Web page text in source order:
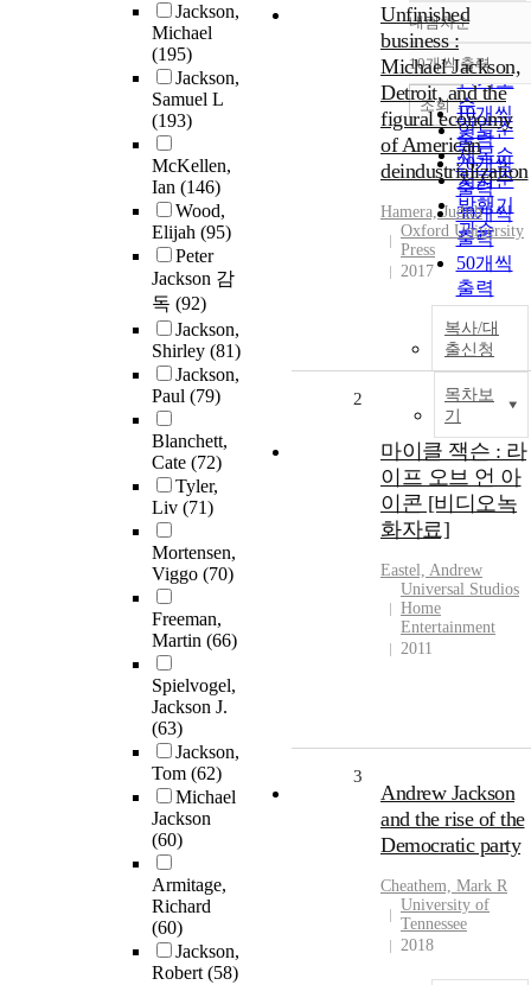
Jackson,
Michael
(195)
Jackson,
Samuel L
(193)
McKellen,
Ian (146)
Wood,
Elijah (95)
Peter
Jackson 감
독 (92)
Jackson,
Shirley (81)
Jackson,
Paul (79)
Blanchett,
Cate (72)
Tyler,
Liv (71)
Mortensen,
Viggo (70)
Freeman,
Martin (66)
Spielvogel,
Jackson J.
(63)
Jackson,
Tom (62)
Michael
Jackson
(60)
Armitage,
Richard
(60)
Jackson,
Robert(58)
정확도
순
인기도
순
연도순
제목순
저자순
발행기
관순
내림차순
내림차순
10개씩 출력
10개씩
출력
20개씩
출력
30개씩
출력
50개씩
출력
출력
조회
Unfinished
business :
Michael Jackson,
Detroit, and the
figural economy
of American
deindustrialization
Hamera, Judith
Oxford University
Press
2017
복사/대
출신청
목차보
기
2
마이클 잭슨 : 라
이프 오브 언 아
이콘 [비디오녹
화자료]
Eastel, Andrew
Universal Studios
Home
Entertainment
2011
3
Andrew Jackson
and the rise of the
Democratic party
Cheathem, Mark R
University of
Tennessee
2018